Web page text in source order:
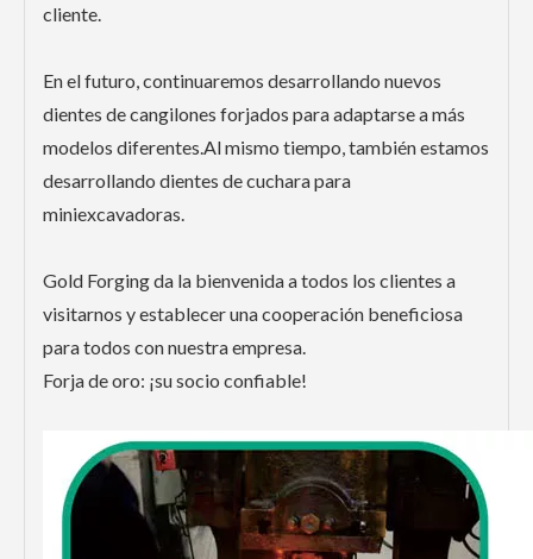
cliente.
En el futuro, continuaremos desarrollando nuevos
dientes de cangilones forjados para adaptarse a más
modelos diferentes.Al mismo tiempo, también estamos
desarrollando dientes de cuchara para
miniexcavadoras.
Gold Forging da la bienvenida a todos los clientes a
visitarnos y establecer una cooperación beneficiosa
para todos con nuestra empresa.
Forja de oro: ¡su socio confiable!